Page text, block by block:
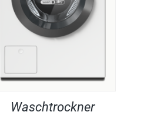
Waschtrockner